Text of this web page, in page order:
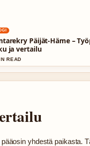
Päijät-Häme –
ja vertailu
READ
yhdestä paikasta.